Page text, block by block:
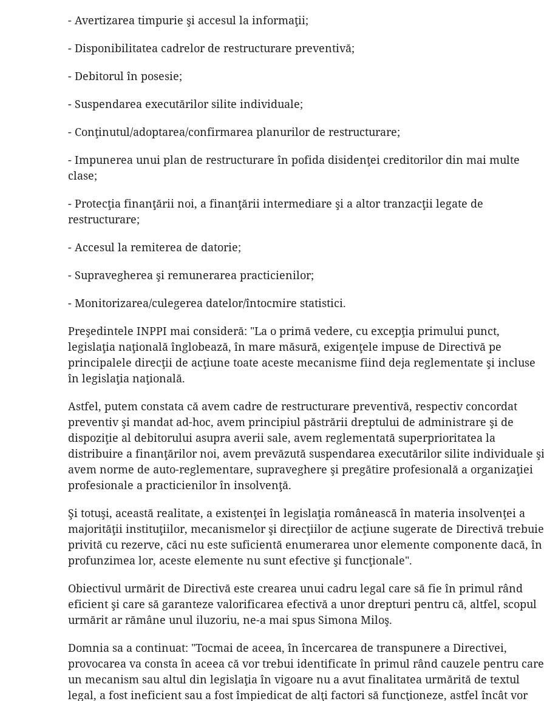
- Avertizarea timpurie şi accesul la informaţii;
- Disponibilitatea cadrelor de restructurare preventivă;
- Debitorul în posesie;
- Suspendarea executărilor silite individuale;
- Conţinutul/adoptarea/confirmarea planurilor de restructurare;
- Impunerea unui plan de restructurare în pofida disidenţei creditorilor din mai multe
clase;
- Protecţia finanţării noi, a finanţării intermediare şi a altor tranzacţii legate de
restructurare;
- Accesul la remiterea de datorie;
- Supravegherea şi remunerarea practicienilor;
- Monitorizarea/culegerea datelor/întocmire statistici.
Preşedintele INPPI mai consideră: "La o primă vedere, cu excepţia primului punct,
legislaţia naţională înglobează, în mare măsură, exigenţele impuse de Directivă pe
principalele direcţii de acţiune toate aceste mecanisme fiind deja reglementate şi incluse
în legislaţia naţională.
Astfel, putem constata că avem cadre de restructurare preventivă, respectiv concordat
preventiv şi mandat ad-hoc, avem principiul păstrării dreptului de administrare şi de
dispoziţie al debitorului asupra averii sale, avem reglementată superprioritatea la
distribuire a finanţărilor noi, avem prevăzută suspendarea executărilor silite individuale şi
avem norme de auto-reglementare, supraveghere şi pregătire profesională a organizaţiei
profesionale a practicienilor în insolvenţă.
Şi totuşi, această realitate, a existenţei în legislaţia românească în materia insolvenţei a
majorităţii instituţiilor, mecanismelor şi direcţiilor de acţiune sugerate de Directivă trebuie
privită cu rezerve, căci nu este suficientă enumerarea unor elemente componente dacă, în
profunzimea lor, aceste elemente nu sunt efective şi funcţionale".
Obiectivul urmărit de Directivă este crearea unui cadru legal care să fie în primul rând
eficient şi care să garanteze valorificarea efectivă a unor drepturi pentru că, altfel, scopul
urmărit ar rămâne unul iluzoriu, ne-a mai spus Simona Miloş.
Domnia sa a continuat: "Tocmai de aceea, în încercarea de transpunere a Directivei,
provocarea va consta în aceea că vor trebui identificate în primul rând cauzele pentru care
un mecanism sau altul din legislaţia în vigoare nu a avut finalitatea urmărită de textul
legal, a fost ineficient sau a fost împiedicat de alţi factori să funcţioneze, astfel încât vor